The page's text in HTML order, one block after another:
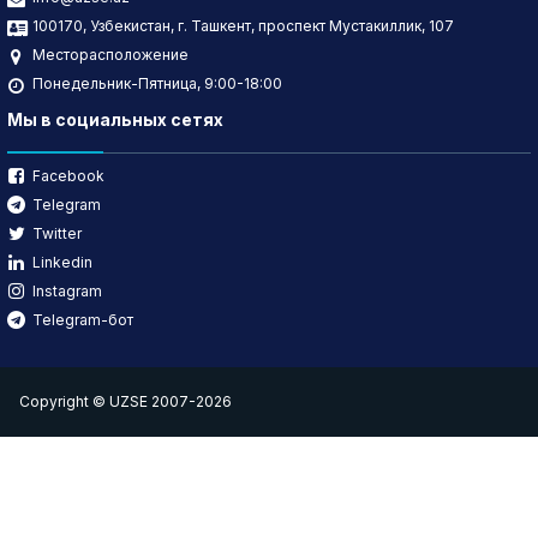
100170, Узбекистан, г. Ташкент, проспект Мустакиллик, 107
Месторасположение
Понедельник-Пятница, 9:00-18:00
Мы в социальных сетях
Facebook
Telegram
Twitter
Linkedin
Instagram
Telegram-бот
Copyright © UZSE 2007-2026